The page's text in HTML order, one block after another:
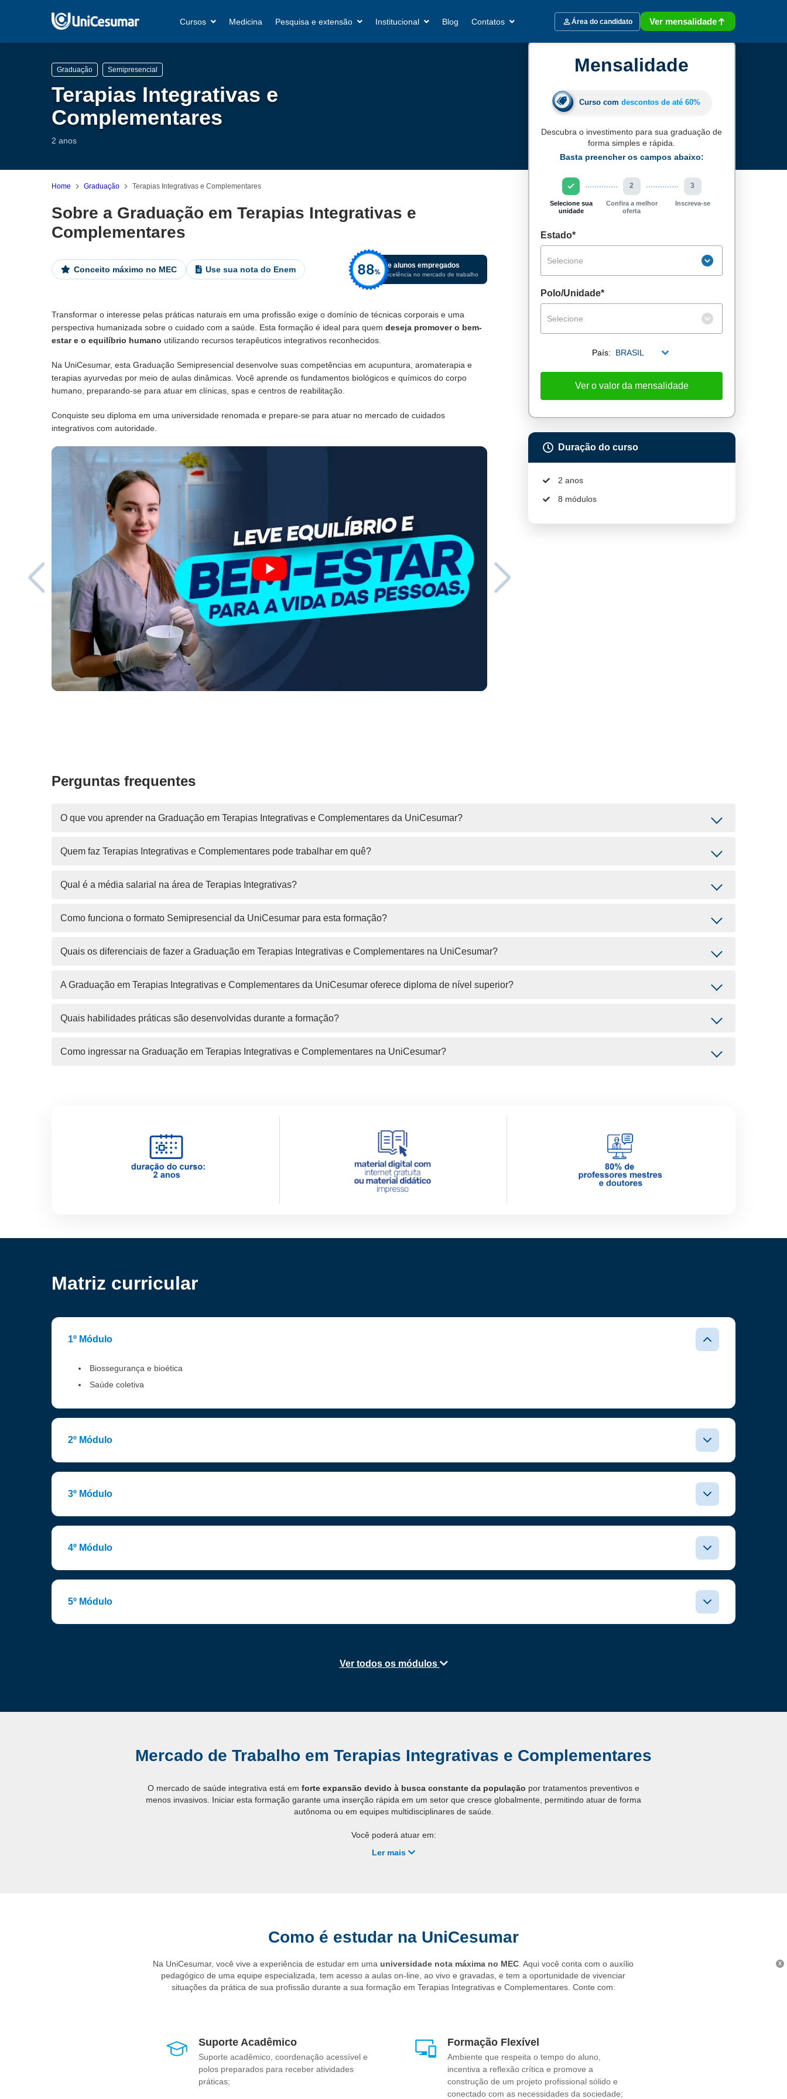
Cursos Medicina Pesquisa e extensão Institucional Blog Contatos Área do candidato Ver mensalidade
Graduação Semipresencial
Terapias Integrativas e
Complementares
2 anos
Home Graduação Terapias Integrativas e Complementares
Sobre a Graduação em Terapias Integrativas e
Complementares
Conceito máximo no MEC Use sua nota do Enem De alunos empregados
Excelência no mercado de trabalho
Transformar o interesse pelas práticas naturais em uma profissão exige o domínio de técnicas corporais e uma
perspectiva humanizada sobre o cuidado com a saúde. Esta formação é ideal para quem deseja promover o bem-
estar e o equilíbrio humano utilizando recursos terapêuticos integrativos reconhecidos.
Na UniCesumar, esta Graduação Semipresencial desenvolve suas competências em acupuntura, aromaterapia e
terapias ayurvedas por meio de aulas dinâmicas. Você aprende os fundamentos biológicos e químicos do corpo
humano, preparando-se para atuar em clínicas, spas e centros de reabilitação.
Conquiste seu diploma em uma universidade renomada e prepare-se para atuar no mercado de cuidados
integrativos com autoridade.
Mensalidade
Curso com descontos de até 60%
Descubra o investimento para sua graduação de
forma simples e rápida.
Basta preencher os campos abaixo:
Selecione sua
unidade
2
Confira a melhor
oferta
3
Inscreva-se
Estado*
Selecione
Polo/Unidade*
Selecione
País: BRASIL
Ver o valor da mensalidade
Duração do curso
2 anos
8 módulos
Perguntas frequentes
O que vou aprender na Graduação em Terapias Integrativas e Complementares da UniCesumar?
Quem faz Terapias Integrativas e Complementares pode trabalhar em quê?
Qual é a média salarial na área de Terapias Integrativas?
Como funciona o formato Semipresencial da UniCesumar para esta formação?
Quais os diferenciais de fazer a Graduação em Terapias Integrativas e Complementares na UniCesumar?
A Graduação em Terapias Integrativas e Complementares da UniCesumar oferece diploma de nível superior?
Quais habilidades práticas são desenvolvidas durante a formação?
Como ingressar na Graduação em Terapias Integrativas e Complementares na UniCesumar?
Matriz curricular
1º Módulo
Biossegurança e bioética
Saúde coletiva
2º Módulo
3º Módulo
4º Módulo
5º Módulo
Ver todos os módulos
Mercado de Trabalho em Terapias Integrativas e Complementares
O mercado de saúde integrativa está em forte expansão devido à busca constante da população por tratamentos preventivos e
menos invasivos. Iniciar esta formação garante uma inserção rápida em um setor que cresce globalmente, permitindo atuar de forma
autônoma ou em equipes multidisciplinares de saúde.
Você poderá atuar em:
Ler mais
Como é estudar na UniCesumar
Na UniCesumar, você vive a experiência de estudar em uma universidade nota máxima no MEC . Aqui você conta com o auxílio
pedagógico de uma equipe especializada, tem acesso a aulas on-line, ao vivo e gravadas, e tem a oportunidade de vivenciar
situações da prática de sua profissão durante a sua formação em Terapias Integrativas e Complementares. Conte com:
Suporte Acadêmico
Suporte acadêmico, coordenação acessível e
polos preparados para receber atividades
práticas;
Formação Flexível
Ambiente que respeita o tempo do aluno,
incentiva a reflexão crítica e promove a
construção de um projeto profissional sólido e
conectado com as necessidades da sociedade;
X